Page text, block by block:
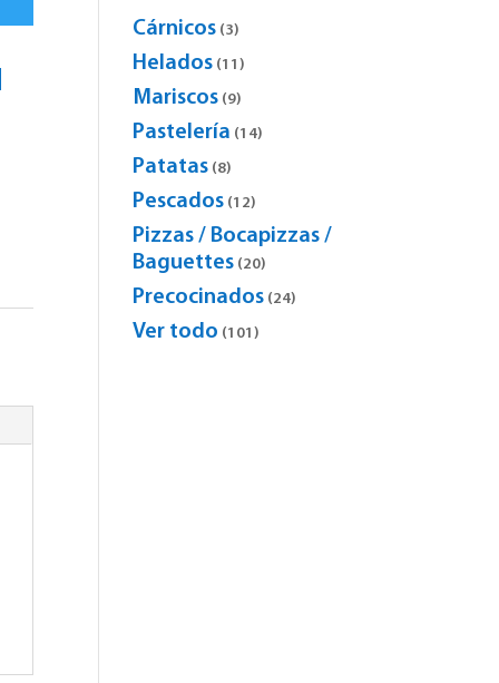
Cárnicos 33
products
Helados 1111
Mariscos 99
products
Pastelería 1414
Patatas 88
products
Pescados 1212
products
Pizzas / Bocapizzas /
Baguettes 2020
products
Precocinados 2424
Ver todo 101101